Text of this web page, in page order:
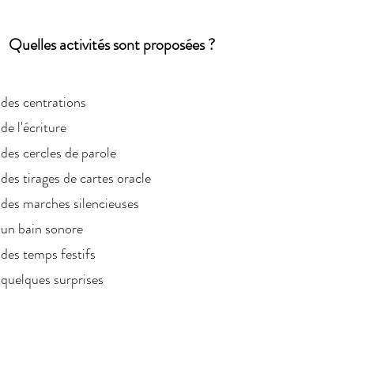
Quelles activités sont proposées ?
des centrations
de l'écriture
des cercles de parole
des tirages de cartes oracle
des marches silencieuses
un bain sonore
des temps festifs
quelques surprises